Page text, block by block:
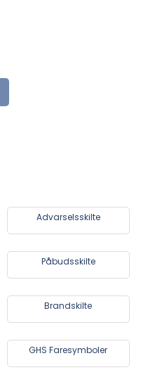
Advarselsskilte
Påbudsskilte
Brandskilte
GHS Faresymboler